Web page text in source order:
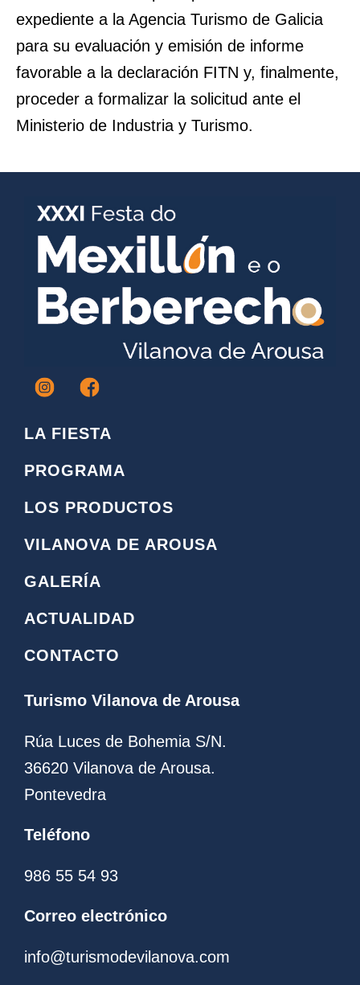
expediente a la Agencia Turismo de Galicia
para su evaluación y emisión de informe
favorable a la declaración FITN y, finalmente,
proceder a formalizar la solicitud ante el
Ministerio de Industria y Turismo.
I
c
n
i
n
s
t
a
g
a
F
a
e
o
o
k
L
o
g
LA FIESTA
PROGRAMA
LOS PRODUCTOS
VILANOVA DE AROUSA
GALERÍA
ACTUALIDAD
CONTACTO
Turismo Vilanova de Arousa
Rúa Luces de Bohemia S/N.
36620 Vilanova de Arousa.
Pontevedra
Teléfono
986 55 54 93
Correo electrónico
info@turismodevilanova.com